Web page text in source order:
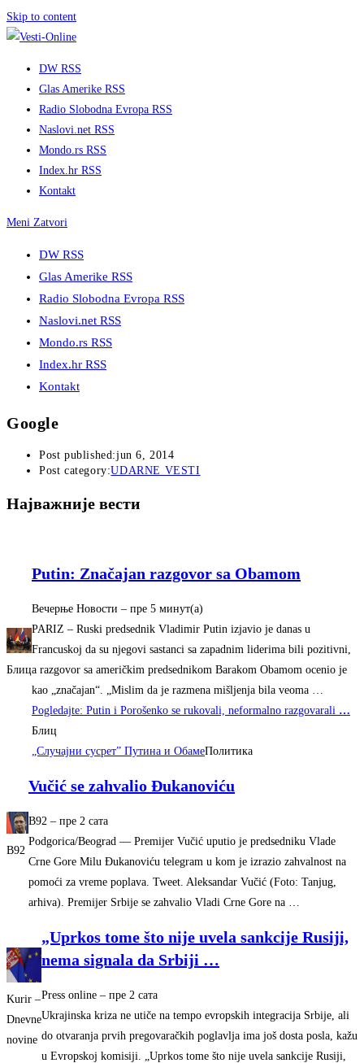
Skip to content
DW RSS
Glas Amerike RSS
Radio Slobodna Evropa RSS
Naslovi.net RSS
Mondo.rs RSS
Index.hr RSS
Kontakt
Meni Zatvori
DW RSS
Glas Amerike RSS
Radio Slobodna Evropa RSS
Naslovi.net RSS
Mondo.rs RSS
Index.hr RSS
Kontakt
Google
Post published:jun 6, 2014
Post category:UDARNE VESTI
Најважније вести
Блиц
Putin: Značajan razgovor sa Obamom
Вечерње Новости – ‎пре 5 минут(а)‎
PARIZ – Ruski predsednik Vladimir Putin izjavio je danas u
Francuskoj da su njegovi sastanci sa zapadnim liderima bili pozitivni,
a razgovor sa američkim predsednikom Barakom Obamom ocenio je
kao „značajan“. „Mislim da je razmena mišljenja bila veoma …
Pogledajte: Putin i Porošenko se rukovali, neformalno razgovarali …
Блиц
„Случајни сусрет” Путина и ОбамеПолитика
B92
Vučić se zahvalio Đukanoviću
B92 – ‎пре 2 сата‎
Podgorica/Beograd — Premijer Vučić uputio je predsedniku Vlade
Crne Gore Milu Đukanoviću telegram u kom je izrazio zahvalnost na
pomoći za vreme poplava. Tweet. Aleksandar Vučić (Foto: Tanjug,
arhiva). Premijer Srbije se zahvalio Vladi Crne Gore na …
Kurir –
Dnevne
novine
„Uprkos tome što nije uvela sankcije Rusiji,
nema signala da Srbiji …
Press online – ‎пре 2 сата‎
Ukrajinska kriza ne utiče na tempo evropskih integracija Srbije, ali
do otvaranja prvih pregovaračkih poglavlja ima još dosta posla, kažu
u Evropskoj komisiji. „Uprkos tome što nije uvela sankcije Rusiji,